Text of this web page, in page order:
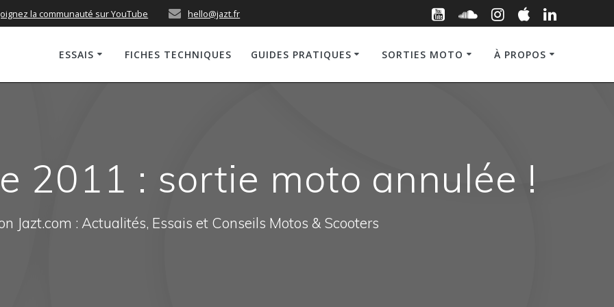
la communauté sur YouTube hello@jazt.fr
ESSAIS FICHES TECHNIQUES GUIDES PRATIQUES SORTIES MOTO À PROPOS
2011 : sortie moto annulée !
Jazt.com : Actualités, Essais et Conseils Motos & Scooters